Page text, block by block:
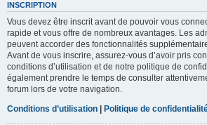
INSCRIPTION
Vous devez être inscrit avant de pouvoir vous
rapide et vous offre de nombreux avantages. Les
peuvent accorder des fonctionnalités
Avant de vous inscrire, assurez-vous d’avoir pris
conditions d’utilisation et de notre politique de
également prendre le temps de consulter
forum lors de votre navigation.
Conditions d’utilisation | Politique de